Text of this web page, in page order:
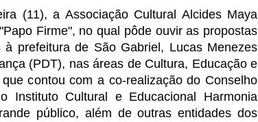
(11), a Associação Cultural Alcides Maya
Firme", no qual pôde ouvir as propostas
prefeitura de São Gabriel, Lucas Menezes
(PDT), nas áreas de Cultura, Educação e
contou com a co-realização do Conselho
Instituto Cultural e Educacional Harmonia
público, além de outras entidades dos